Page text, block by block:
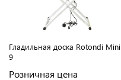
Гладильная доска Rotondi Mini
9
Розничная цена